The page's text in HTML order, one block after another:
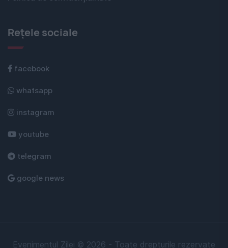
Rețele sociale
facebook
whatsapp
instagram
youtube
telegram
google news
Evenimentul Zilei © 2026 - Toate drepturile rezervate